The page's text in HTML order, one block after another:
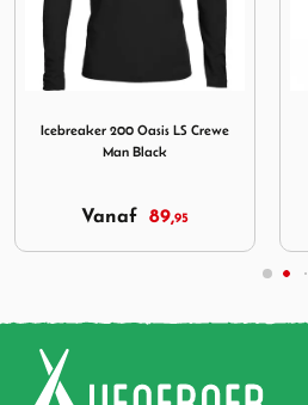
Icebreaker 150 Anatomica SS
Crewe Man Jet Heather-Black
Vanaf69,95